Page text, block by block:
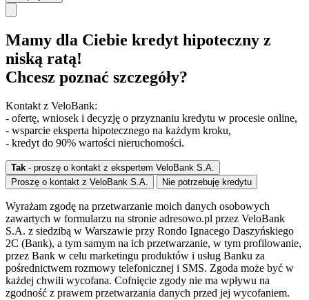
Mamy dla Ciebie kredyt hipoteczny z
niską ratą!
Chcesz poznać szczegóły?
Kontakt z VeloBank:
- ofertę, wniosek i decyzję o przyznaniu kredytu w procesie online,
- wsparcie eksperta hipotecznego na każdym kroku,
- kredyt do 90% wartości nieruchomości.
Tak - proszę o kontakt z ekspertem VeloBank S.A.
Proszę o kontakt z VeloBank S.A.
Nie potrzebuję kredytu
Wyrażam zgodę na przetwarzanie moich danych osobowych
zawartych w formularzu na stronie adresowo.pl przez VeloBank
S.A. z siedzibą w Warszawie przy Rondo Ignacego Daszyńskiego
2C (Bank), a tym samym na ich przetwarzanie, w tym profilowanie,
przez Bank w celu marketingu produktów i usług Banku za
pośrednictwem rozmowy telefonicznej i SMS. Zgoda może być w
każdej chwili wycofana. Cofnięcie zgody nie ma wpływu na
zgodność z prawem przetwarzania danych przed jej wycofaniem.